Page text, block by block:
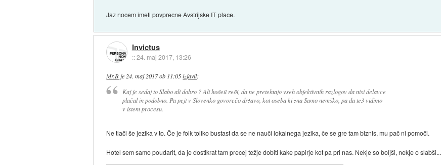
Jaz nocem imeti povprecne Avstrijske IT place.
Invictus
::24. maj 2017, 13:26
Mr.Bje24. maj 2017 ob 11:05 izjavil:
Kaj je sedaj to Slabo ali dobro ? Ali hoöeü reöi, da ne pretehtajo vseh objektivnih razlogov da nisi delavce
plačal in podobno. Pa pejt v Slovenko govorečo državo, kot oseba ki zna Samo nemško, pa da te3 vidimo
v istem procesu.
Ne tlači še jezika v to. Če je folk toliko bustast da se ne nauči lokalnega jezika, če se gre tam biznis, mu pač ni pomoči.
Hotel sem samo poudarit, da je dostikrat tam precej težje dobiti kake papirje kot pa pri nas. Nekje so boljši, nekje o slabši...